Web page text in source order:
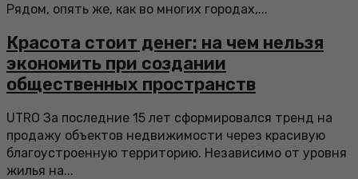
Рядом, опять же, как во многих городах,...
Красота стоит денег: на чем нельзя
экономить при создании
общественных пространств
UTRO За последние 15 лет сформировался тренд на
продажу объектов недвижимости через красивую
благоустроенную территорию. Независимо от уровня
жилья на...